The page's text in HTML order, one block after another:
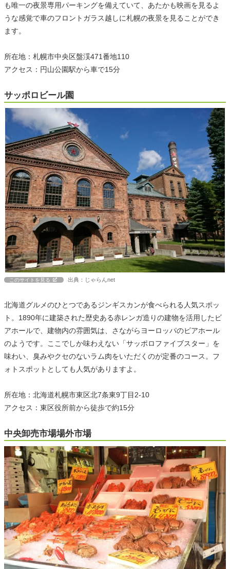
も唯一の夜景専用パーキングを備えていて、あたかも映画を見るよ
うな感覚で車のフロントガラス越しに札幌の夜景を見ることができ
ます。
所在地：札幌市中央区盤渓471番地110
アクセス：円山公園駅から車で15分
サッポロビール園
このサイトを見る 出典：じゃらんnet
北海道グルメのひとつであるジンギスカンが食べられる人気スポッ
ト。1890年に建築された歴史ある赤レンガ造りの建物を活用したビ
アホールで、建物内の雰囲気は、さながらヨーロッパのビアホール
のようです。ここでしか味わえない「サッポロファイブスター」を
味わい、臭みやクセのないラム肉をいただくのが定番のコース。フ
ォトスポットとしても人気がありますよ。
所在地：北海道札幌市東区北7条東9丁目2-10
アクセス：東区役所前から徒歩で約15分
中央卸売市場場外市場